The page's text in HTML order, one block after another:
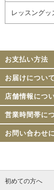
レッスングッ
お支払い方法
お届けについて
店舗情報につ
営業時間帯に
お問い合わせ
初めての方へ